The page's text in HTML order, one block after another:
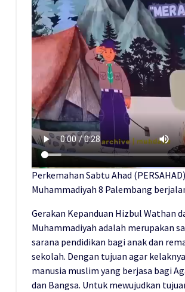
Perkemahan Sabtu Ahad
Muhammadiyah 8 Palembang
Gerakan Kepanduan Hizbul Wathan
Muhammadiyah adalah merupakan
sarana pendidikan bagi anak dan
sekolah. Dengan tujuan agar
manusia muslim yang berjasa bagi
dan Bangsa. Untuk mewujudkan